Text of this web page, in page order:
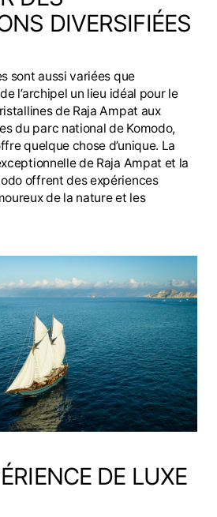
DIVERSIFIÉES
sont aussi variées que
l’archipel un lieu idéal pour le
de Raja Ampat aux
du parc national de Komodo,
quelque chose d’unique. La
de Raja Ampat et la
offrent des expériences
de la nature et les
DE LUXE